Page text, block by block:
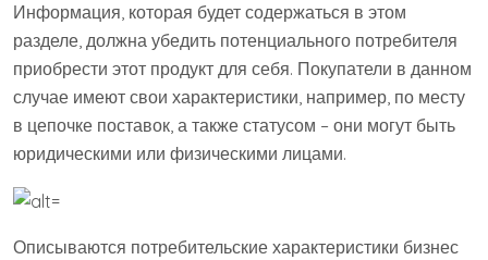
Информация, которая будет содержаться в этом
разделе, должна убедить потенциального потребителя
приобрести этот продукт для себя. Покупатели в данном
случае имеют свои характеристики, например, по месту
в цепочке поставок, а также статусом – они могут быть
юридическими или физическими лицами.
Описываются потребительские характеристики бизнес